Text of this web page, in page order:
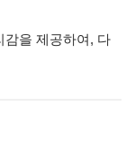
을 제공하여, 다